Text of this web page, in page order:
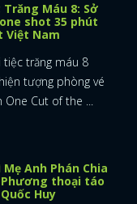
x
Máu 8: Sở
shot 35 phút
Việt Nam
tiệc trăng máu 8
tượng phòng vé
One Cut of the ...
Mẹ Anh Phán Chia
Phương thoại táo
Huy